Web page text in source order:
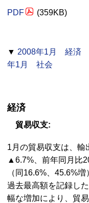
PDF
(359KB)
▼ 2008年1月 経済
年1月 社会
経済
貿易収支:
1月の貿易収支は、輸
▲6.7%、前年同月比
（同16.6%、45.6%
過去最高額を記録し
幅な増加により、貿